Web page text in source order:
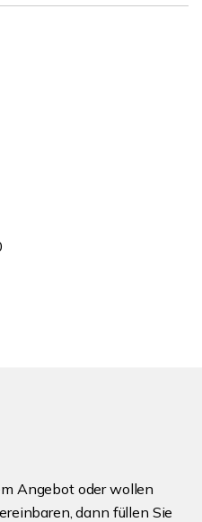
Angebot oder wollen
dann füllen Sie